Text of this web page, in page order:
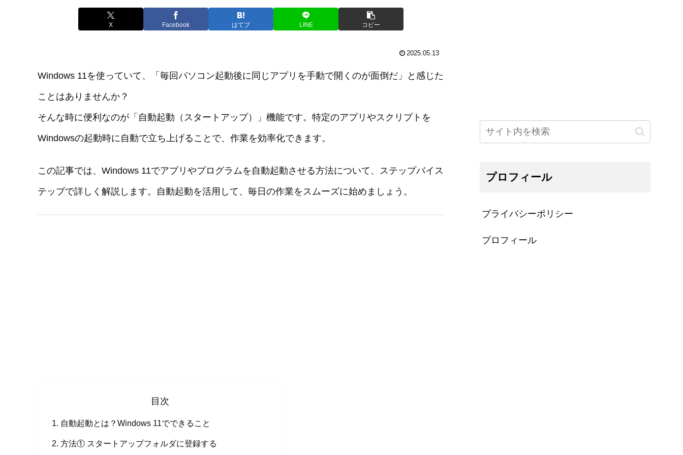
X Facebook はてブ LINE コピー
2025.05.13
Windows 11を使っていて、「毎回パソコン起動後に同じアプリを手動で開くのが面倒だ」と感じた
ことはありませんか？
そんな時に便利なのが「自動起動（スタートアップ）」機能です。特定のアプリやスクリプトを
Windowsの起動時に自動で立ち上げることで、作業を効率化できます。
この記事では、Windows 11でアプリやプログラムを自動起動させる方法について、ステップバイス
テップで詳しく解説します。自動起動を活用して、毎日の作業をスムーズに始めましょう。
目次
自動起動とは？Windows 11でできること
方法① スタートアップフォルダに登録する
プロフィール
プライバシーポリシー
プロフィール